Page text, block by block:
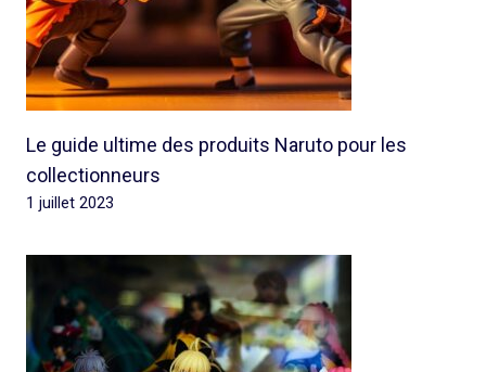
Le guide ultime des produits Naruto pour les
collectionneurs
1 juillet 2023